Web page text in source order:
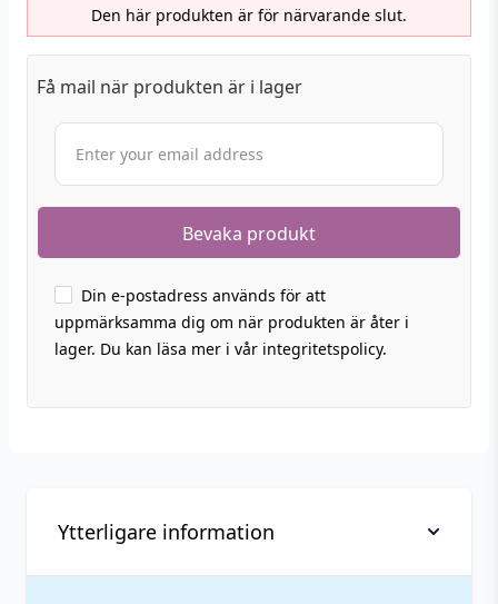
Den här produkten är för närvarande slut.
Få mail när produkten är i lager
Din e-postadress används för att
uppmärksamma dig om när produkten är åter i
lager. Du kan läsa mer i vår integritetspolicy.
Ytterligare information